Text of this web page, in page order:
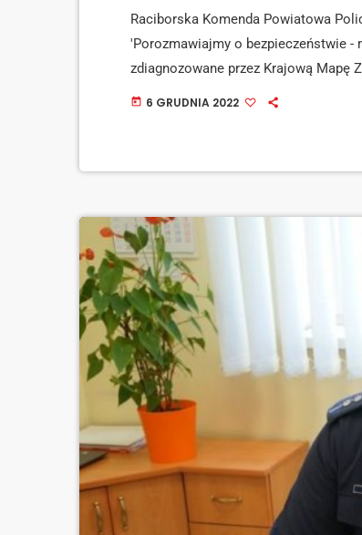
Raciborska Komenda Powiatowa
'Porozmawiajmy o bezpieczeństwie -
zdiagnozowane przez Krajową Mapę
Bliżej Nas' oraz zasady
today 6 GRUDNIA 2022